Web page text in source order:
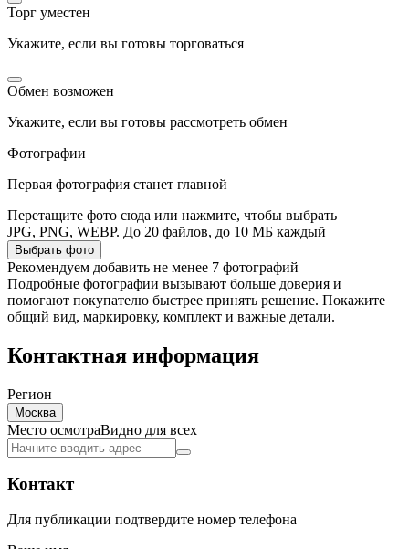
Торг уместен
Укажите, если вы готовы торговаться
Обмен возможен
Укажите, если вы готовы рассмотреть обмен
Фотографии
Первая фотография станет главной
Перетащите фото сюда или нажмите, чтобы выбрать
JPG, PNG, WEBP. До 20 файлов, до 10 МБ каждый
Выбрать фото
Рекомендуем добавить не менее 7 фотографий
Подробные фотографии вызывают больше доверия и
помогают покупателю быстрее принять решение. Покажите
общий вид, маркировку, комплект и важные детали.
Контактная информация
Регион
Москва
Место осмотраВидно для всех
Контакт
Для публикации подтвердите номер телефона